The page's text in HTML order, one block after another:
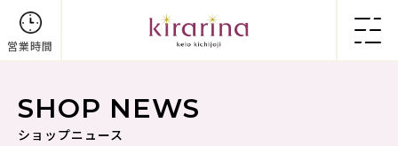
営業時間
SHOP NEWS
ショップニュース